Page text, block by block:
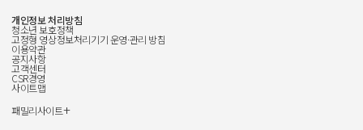
개인정보 처리방침
청소년 보호정책
고정형 영상정보처리기기 운영·관리 방침
이용약관
공지사항
고객센터
CSR경영
사이트맵
패밀리사이트+
신세계그룹